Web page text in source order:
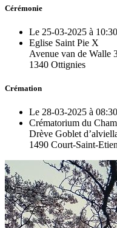
Cérémonie
Le 25-03-2025 à 10:30
Eglise Saint Pie X
Avenue van de Walle
1340 Ottignies
Crémation
Le 28-03-2025 à 08:30
Crématorium du
Drève Goblet
1490 Court-Saint-